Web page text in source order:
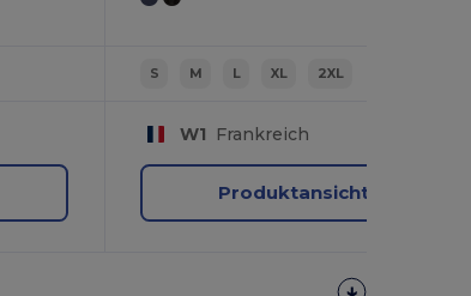
S M L XL 2XL
W1 Frankreich
Produktansicht